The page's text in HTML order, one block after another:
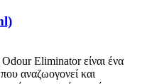
Eliminator είναι ένα
αναζωογονεί και